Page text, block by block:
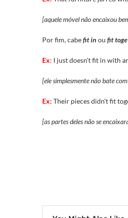
[aquele móvel não encaixou
Por fim, cabefit in ou fit
Ex: I just doesn’t fit in with
[ele simplesmente não bate
Ex: Their pieces didn’t fit
[as partes deles não se